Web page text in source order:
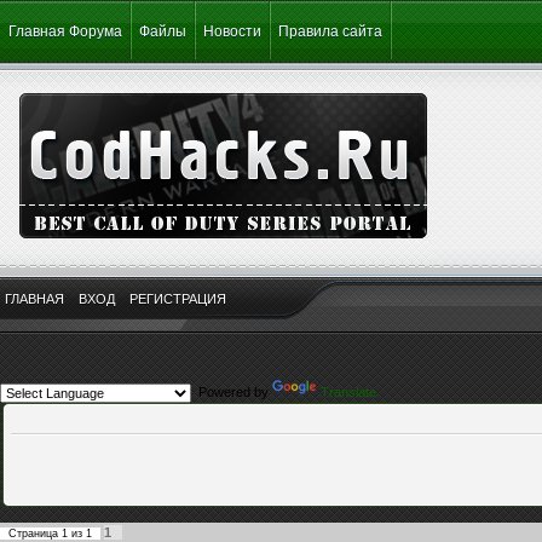
Главная Форума Файлы Новости Правила сайта
ГЛАВНАЯ ВХОД РЕГИСТРАЦИЯ
Powered by Translate
Страница 1 из 1 1